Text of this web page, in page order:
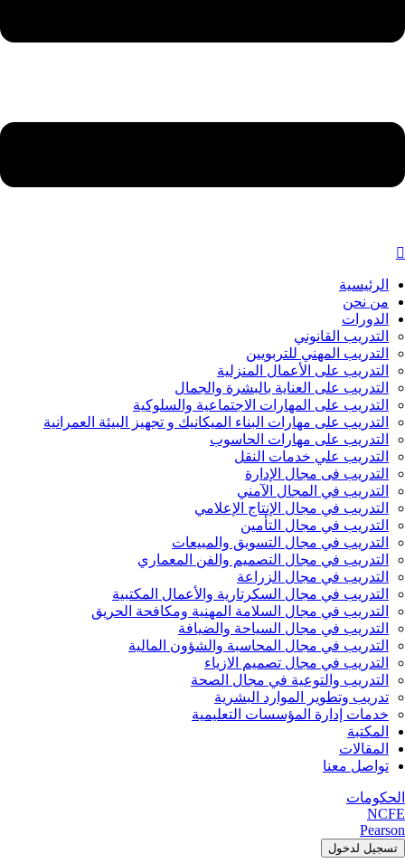
الرئيسية
من نحن
الدورات
التدريب القانوني
التدريب المهني للتربويين
التدريب على الأعمال المنزلية
التدريب على العناية بالبشرة والجمال
التدريب على المهارات الاجتماعية والسلوكية
التدريب على مهارات البناء الميكانيك و تجهيز البيئة العمرانية
التدريب على مهارات الحاسوب
التدريب علي خدمات النقل
التدريب فى مجال الإدارة
التدريب في المجال الآمني
التدريب في مجال الإنتاج الإعلامي
التدريب في مجال التأمين
التدريب في مجال التسويق والمبيعات
التدريب في مجال التصميم والفن المعماري
التدريب في مجال الزراعة
التدريب في مجال السكرتارية والأعمال المكتبية
التدريب في مجال السلامة المهنية ومكافحة الحريق
التدريب في مجال السياحة والضيافة
التدريب في مجال المحاسبة والشؤون المالية
التدريب في مجال تصميم الازياء
التدريب والتوعية في مجال الصحة
تدريب وتطوير الموارد البشرية
خدمات إدارة المؤسسات التعليمية
المكتبة
المقالات
تواصل معنا
الحكومات
NCFE
Pearson
تسجيل لدخول